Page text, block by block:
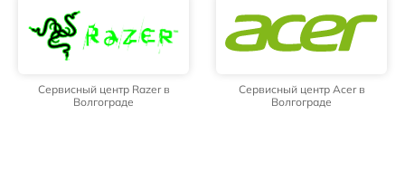
Сервисный центр Razer в
Волгограде
Сервисный центр Acer в
Волгограде